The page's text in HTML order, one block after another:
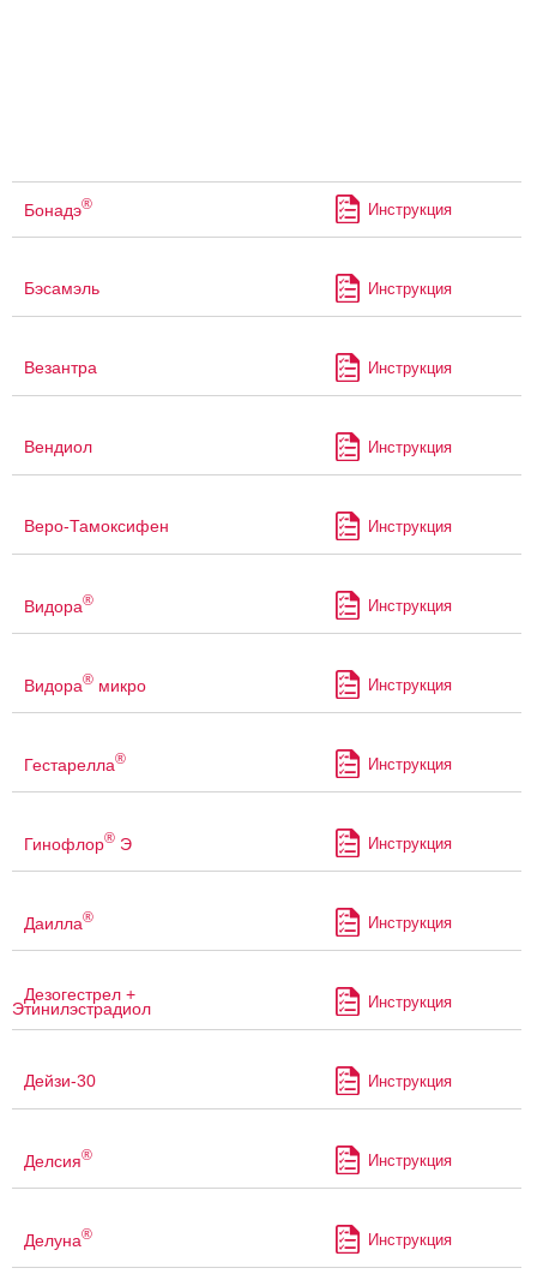
Бонадэ® Инструкция
Бэсамэль Инструкция
Везантра Инструкция
Вендиол Инструкция
Веро-Тамоксифен Инструкция
Видора® Инструкция
Видора® микро Инструкция
Гестарелла® Инструкция
Гинофлор® Э Инструкция
Даилла® Инструкция
Дезогестрел +
Этинилэстрадиол Инструкция
Дейзи-30 Инструкция
Делсия® Инструкция
Делуна® Инструкция